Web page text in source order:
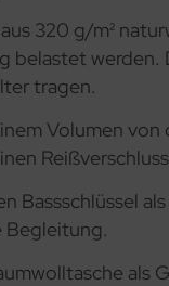
320 g/m²
belastet
tragen.
Volumen
Bassschlüssel
Begleitung.
als